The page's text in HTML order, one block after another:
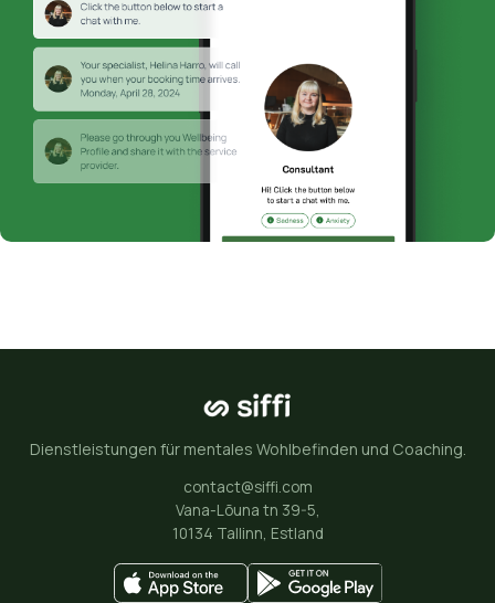
Dienstleistungen für mentales Wohlbefinden und Coaching.
contact@siffi.com
Vana-Lõuna tn 39-5,
10134 Tallinn, Estland